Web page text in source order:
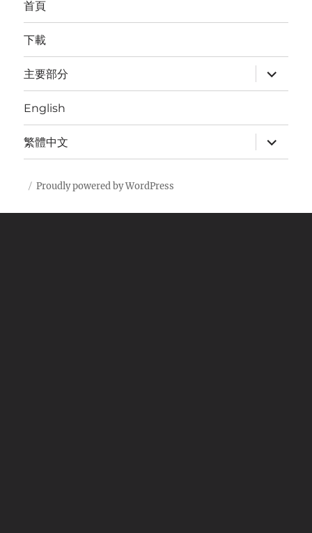
首頁
下載
主要部分
expand
child
menu
English
繁體中文
expand
child
menu
Proudly powered by WordPress